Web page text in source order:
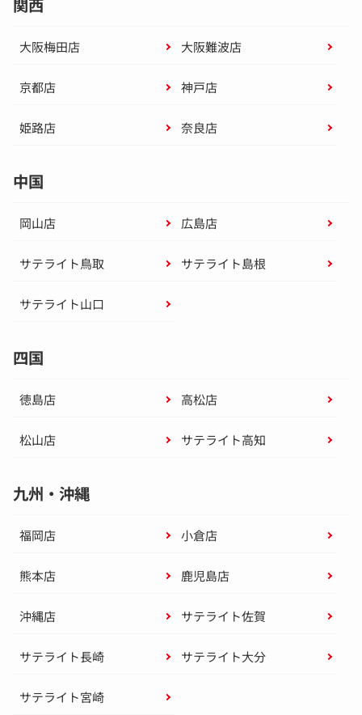
関西
大阪梅田店 大阪難波店
京都店 神戸店
姫路店 奈良店
中国
岡山店 広島店
サテライト鳥取 サテライト島根
サテライト山口
四国
徳島店 高松店
松山店 サテライト高知
九州・沖縄
福岡店 小倉店
熊本店 鹿児島店
沖縄店 サテライト佐賀
サテライト長崎 サテライト大分
サテライト宮崎